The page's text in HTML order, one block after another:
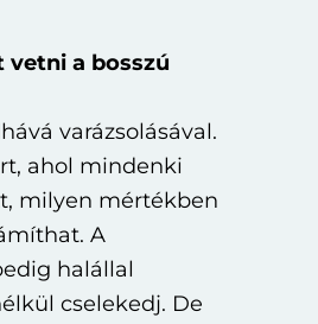
a bosszú
varázsolásával.
ahol mindenki
milyen mértékben
A
halállal
cselekedj. De